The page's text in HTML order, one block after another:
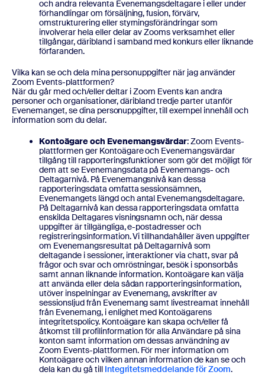
och andra relevanta Evenemangsdeltagare i eller under
förhandlingar om försäljning, fusion, förvärv,
omstrukturering eller styrningsförändringar som
involverar hela eller delar av Zooms verksamhet eller
tillgångar, däribland i samband med konkurs eller liknande
förfaranden.
Vilka kan se och dela mina personuppgifter när jag använder
Zoom Events-plattformen?
När du går med och/eller deltar i Zoom Events kan andra
personer och organisationer, däribland tredje parter utanför
Evenemanget, se dina personuppgifter, till exempel innehåll och
information som du delar.
Kontoägare och Evenemangsvärdar: Zoom Events-
plattformen ger Kontoägare och Evenemangsvärdar
tillgång till rapporteringsfunktioner som gör det möjligt för
dem att se Evenemangsdata på Evenemangs- och
Deltagarnivå. På Evenemangsnivå kan dessa
rapporteringsdata omfatta sessionsämnen,
Evenemangets längd och antal Evenemangsdeltagare.
På Deltagarnivå kan dessa rapporteringsdata omfatta
enskilda Deltagares visningsnamn och, när dessa
uppgifter är tillgängliga, e-postadresser och
registreringsinformation. Vi tillhandahåller även uppgifter
om Evenemangsresultat på Deltagarnivå som
deltagande i sessioner, interaktioner via chatt, svar på
frågor och svar och omröstningar, besök i sponsorbås
samt annan liknande information. Kontoägare kan välja
att använda eller dela sådan rapporteringsinformation,
utöver inspelningar av Evenemang, avskrifter av
sessionsljud från Evenemang samt livestreamat innehåll
från Evenemang, i enlighet med Kontoägarens
integritetspolicy. Kontoägare kan skapa och/eller få
åtkomst till profilinformation för alla Användare på sina
konton samt information om dessas användning av
Zoom Events-plattformen. För mer information om
Kontoägare och vilken annan information de kan se och
dela kan du gå till Integritetsmeddelande för Zoom.